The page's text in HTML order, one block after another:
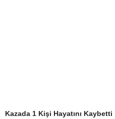
Kazada 1 Kişi Hayatını Kaybetti